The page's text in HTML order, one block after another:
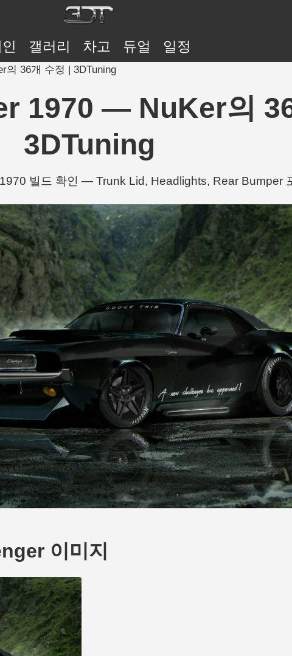
갤러리 차고 듀얼 일정
의 36개 수정 | 3DTuning
1970 — NuKer의
3DTuning
빌드 확인 — Trunk Lid, Headlights, Rear Bumper
이미지